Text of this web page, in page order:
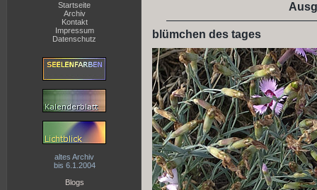
Startseite
Archiv
Kontakt
Impressum
Datenschutz
altes Archiv
bis 6.1.2004
Blogs
blümchen des tages